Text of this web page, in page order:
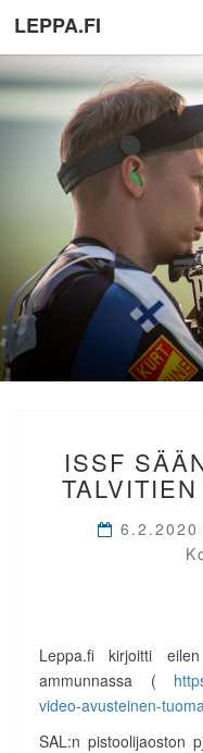
LEPPA.FI
ISSF
6.2.2020
Leppa.fi kirjoitti eilen
ammunnassa (
video-avusteinen-
SAL:n pistoolijaoston